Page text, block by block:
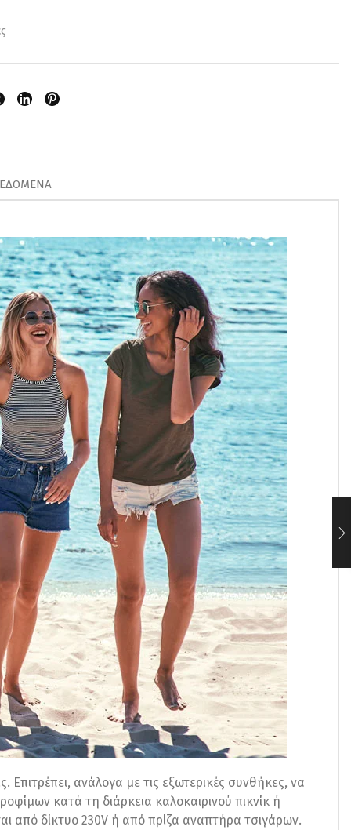
Επιτρέπει, ανάλογα με τις εξωτερικές συνθήκες, να
κατά τη διάρκεια καλοκαιρινού πικνίκ ή
από δίκτυο 230V ή από πρίζα αναπτήρα τσιγάρων.